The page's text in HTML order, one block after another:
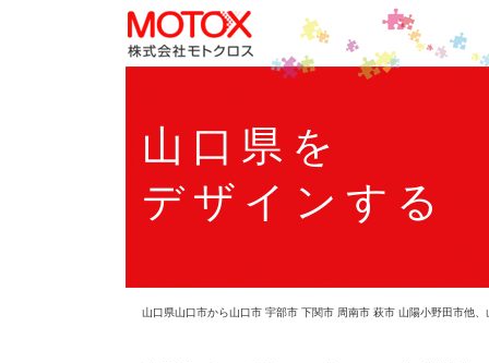
山口県を
デザインする
山口県山口市から山口市 宇部市 下関市 周南市 萩市 山陽小野田市他